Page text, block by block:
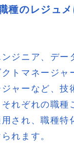
種のレジュ
ジニア、デー
トマネージャ
ャーなど、技
れぞれの職種
され、職種特
れます。